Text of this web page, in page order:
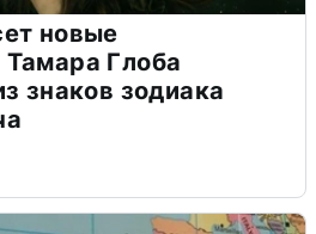
новые
Глоба
знаков зодиака